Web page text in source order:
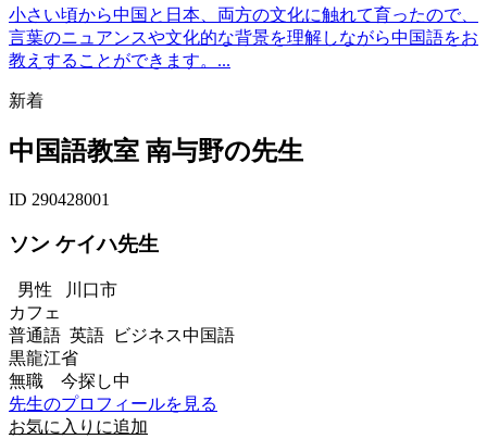
小さい頃から中国と日本、両方の文化に触れて育ったので、
言葉のニュアンスや文化的な背景を理解しながら中国語をお
教えすることができます。...
新着
中国語教室 南与野の先生
ID 290428001
ソン ケイハ先生
男性 川口市
カフェ
普通語 英語 ビジネス中国語
黒龍江省
無職 今探し中
先生のプロフィールを見る
お気に入りに追加